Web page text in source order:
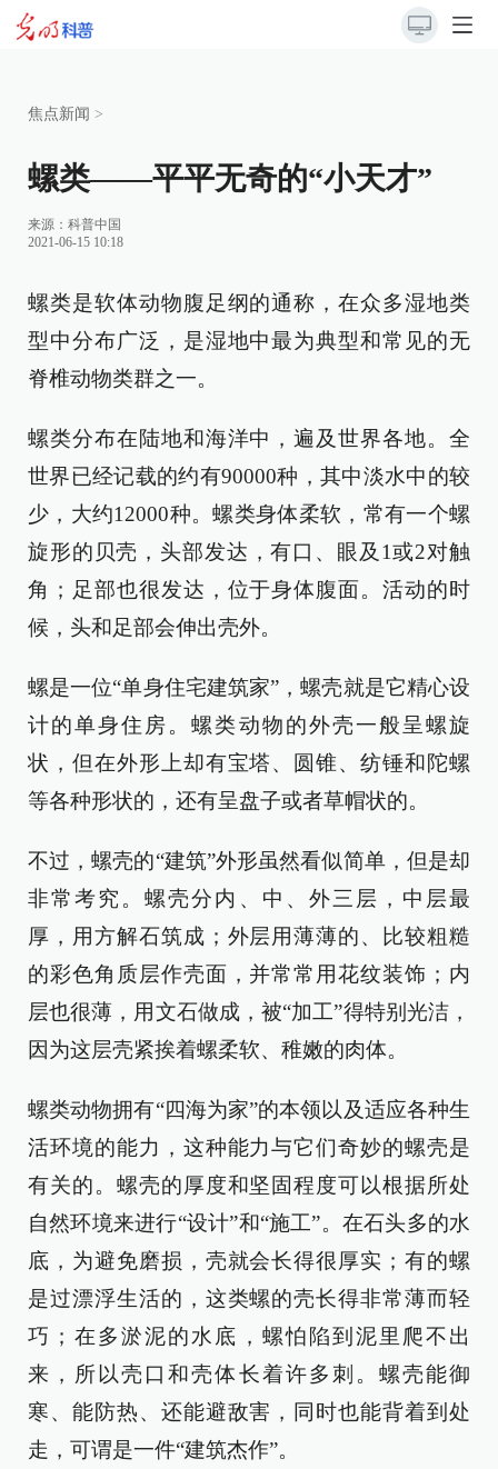
焦点新闻 >
螺类——平平无奇的“小天才”
来源： 科普中国
2021-06-15 10:18
螺类是软体动物腹足纲的通称，在众多湿地类
型中分布广泛，是湿地中最为典型和常见的无
脊椎动物类群之一。
螺类分布在陆地和海洋中，遍及世界各地。全
世界已经记载的约有90000种，其中淡水中的较
少，大约12000种。螺类身体柔软，常有一个螺
旋形的贝壳，头部发达，有口、眼及1或2对触
角；足部也很发达，位于身体腹面。活动的时
候，头和足部会伸出壳外。
螺是一位“单身住宅建筑家”，螺壳就是它精心设
计的单身住房。螺类动物的外壳一般呈螺旋
状，但在外形上却有宝塔、圆锥、纺锤和陀螺
等各种形状的，还有呈盘子或者草帽状的。
不过，螺壳的“建筑”外形虽然看似简单，但是却
非常考究。螺壳分内、中、外三层，中层最
厚，用方解石筑成；外层用薄薄的、比较粗糙
的彩色角质层作壳面，并常常用花纹装饰；内
层也很薄，用文石做成，被“加工”得特别光洁，
因为这层壳紧挨着螺柔软、稚嫩的肉体。
螺类动物拥有“四海为家”的本领以及适应各种生
活环境的能力，这种能力与它们奇妙的螺壳是
有关的。螺壳的厚度和坚固程度可以根据所处
自然环境来进行“设计”和“施工”。在石头多的水
底，为避免磨损，壳就会长得很厚实；有的螺
是过漂浮生活的，这类螺的壳长得非常薄而轻
巧；在多淤泥的水底，螺怕陷到泥里爬不出
来，所以壳口和壳体长着许多刺。螺壳能御
寒、能防热、还能避敌害，同时也能背着到处
走，可谓是一件“建筑杰作”。